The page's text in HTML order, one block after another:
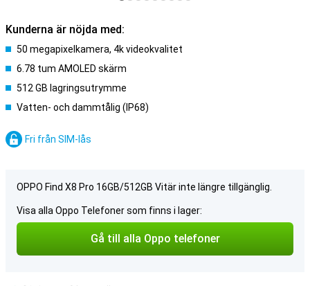
Kunderna är nöjda med:
50 megapixelkamera, 4k videokvalitet
6.78 tum AMOLED skärm
512 GB lagringsutrymme
Vatten- och dammtålig (IP68)
Fri från SIM-lås
OPPO Find X8 Pro 16GB/512GB Vitär inte längre tillgänglig.
Visa alla Oppo Telefoner som finns i lager:
Gå till alla Oppo telefoner